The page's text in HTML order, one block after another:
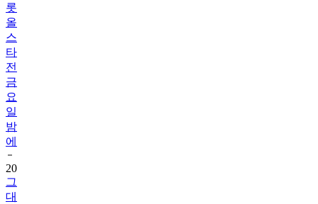
롯
올
스
타
전
금
요
일
밤
에
20
그
대